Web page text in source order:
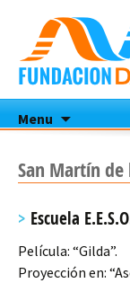
Menu
Skip
to
San Martín de
Escuela
Película: “Gilda”.
Proyección en: